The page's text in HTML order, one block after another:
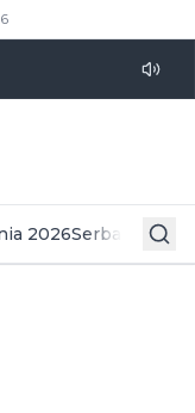
2026Serba Serbi